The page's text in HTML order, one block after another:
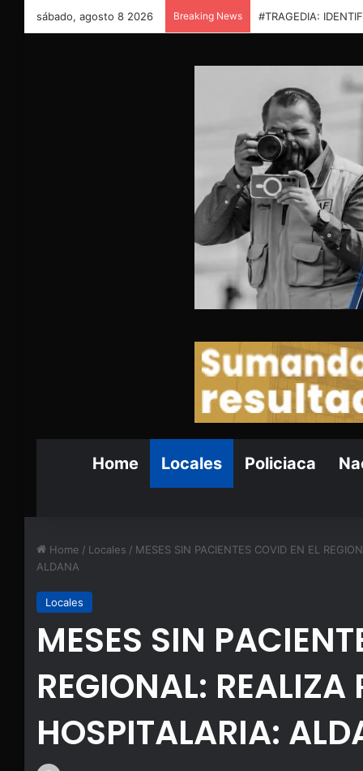
sábado, agosto 8 2026 Breaking News
Home Locales Policiaca
Home / Locales / MESES SIN PACIENTES COVID EN EL
ALDANA
Locales
MESES SIN
REGIONAL:
HOSPITALARIA: